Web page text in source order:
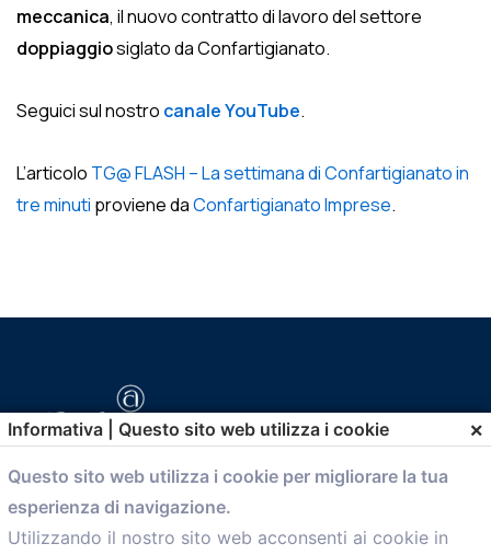
meccanica, il nuovo contratto di lavoro del settore
doppiaggiosiglato da Confartigianato.
Seguici sul nostro canale YouTube.
L’articolo TG@ FLASH – La settimana di Confartigianato in
tre minuti proviene daConfartigianato Imprese.
comunicazione@confartigianato.bo.it
Informativa | Questo sito web utilizza i cookie ×
Questo sito web utilizza i cookie per migliorare la tua
esperienza di navigazione.
Utilizzando il nostro sito web acconsenti ai cookie in